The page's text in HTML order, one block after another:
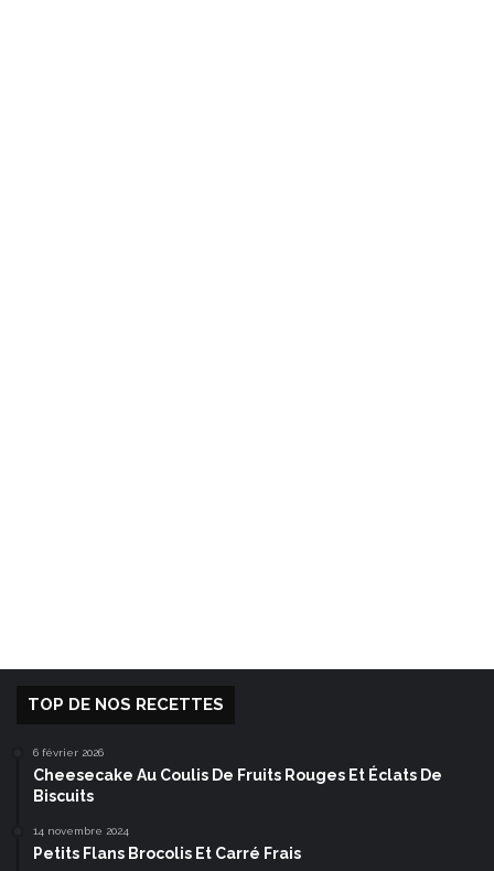
TOP DE NOS RECETTES
6 février 2026
Cheesecake Au Coulis De Fruits Rouges Et Éclats De
Biscuits
14 novembre 2024
Petits Flans Brocolis Et Carré Frais